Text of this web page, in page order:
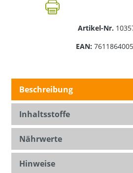
Artikel-Nr.
EAN:
Beschreibung
Inhaltsstoffe
Nährwerte
Hinweise